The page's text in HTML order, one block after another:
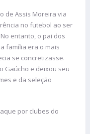
de Assis Moreira via
no futebol ao ser
No entanto, o pai dos
família era o mais
se concretizasse.
Gaúcho e deixou seu
e da seleção
por clubes do